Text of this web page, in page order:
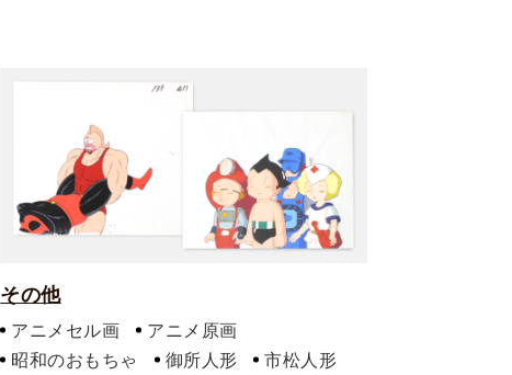
その他
アニメセル画
アニメ原画
昭和のおもちゃ
御所人形
市松人形